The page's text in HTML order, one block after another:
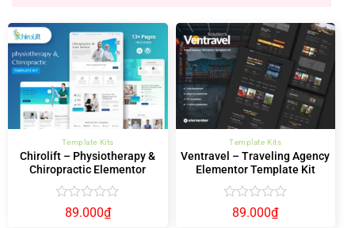
Template Kits
Chirolift – Physiotherapy &
Chiropractic Elementor
Template Kit
Được
89.000₫
Template Kits
Ventravel – Traveling Agency
Elementor Template Kit
Được
89.000₫